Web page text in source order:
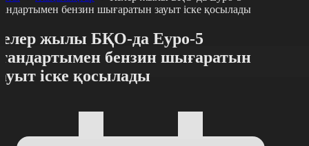
бензин шығаратын зауыт іске қосылады
жылы БҚО-да Еуро-5
бензин шығаратын
іске қосылады